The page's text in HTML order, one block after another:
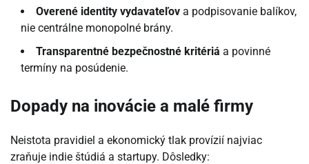
Overené identity vydavateľov a podpisovanie balíkov,
nie centrálne monopolné brány.
Transparentné bezpečnostné kritériá a povinné
termíny na posúdenie.
Dopady na inovácie a malé firmy
Neistota pravidiel a ekonomický tlak provízií najviac
zraňuje indie štúdiá a startupy. Dôsledky: